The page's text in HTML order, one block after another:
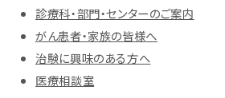
診療科・部門・センターのご案内
がん患者・家族の皆様へ
治験に興味のある方へ
医療相談室